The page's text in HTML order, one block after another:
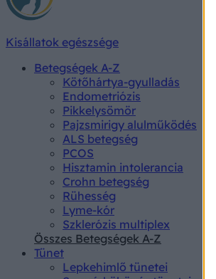
Kisállatok egészsége
Betegségek A-Z
Kötőhártya-gyulladás
Endometriózis
Pikkelysömör
Pajzsmirigy alulműködés
ALS betegség
PCOS
Hisztamin intolerancia
Crohn betegség
Rühesség
Lyme-kór
Szklerózis multiplex
Összes Betegségek A-Z
Tünet
Lepkehimlő tünetei